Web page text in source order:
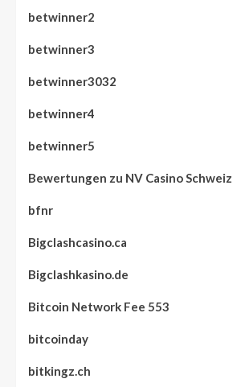
betwinner2
betwinner3
betwinner3032
betwinner4
betwinner5
Bewertungen zu NV Casino Schweiz
bfnr
Bigclashcasino.ca
Bigclashkasino.de
Bitcoin Network Fee 553
bitcoinday
bitkingz.ch